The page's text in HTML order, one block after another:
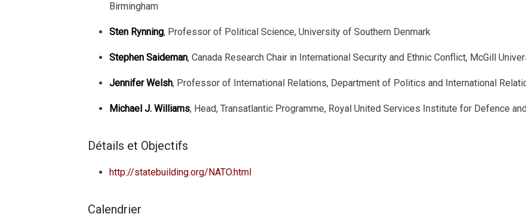
Birmingham
Sten Rynning, Professor of Political Science, University of Southern Denmark
Stephen Saideman, Canada Research Chair in International Security and Ethnic Conflict, McGill
Jennifer Welsh, Professor of International Relations, Department of Politics and International
Michael J. Williams, Head, Transatlantic Programme, Royal United Services Institute for Defence
Détails et Objectifs
http://statebuilding.org/NATO.html
Calendrier